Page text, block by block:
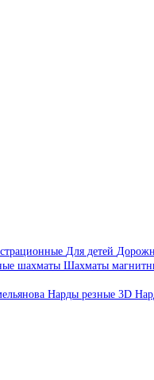
Для детей
шахматы Шахматы
Нарды резные 3D